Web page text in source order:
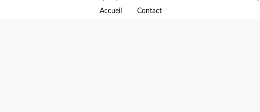
Accueil Contact